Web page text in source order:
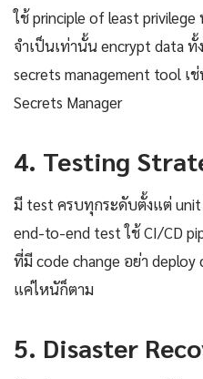
ใช้ principle of least
จำเป็นเท่านั้น encrypt data
secrets management tool เ
Secrets Manager
4. Testing
มี test ครบทุกระดับตั้งแต่
end-to-end test ใช้ CI/CD
ที่มี code change อย่า
แค่ไหนัก็ตาม
5. Disaster